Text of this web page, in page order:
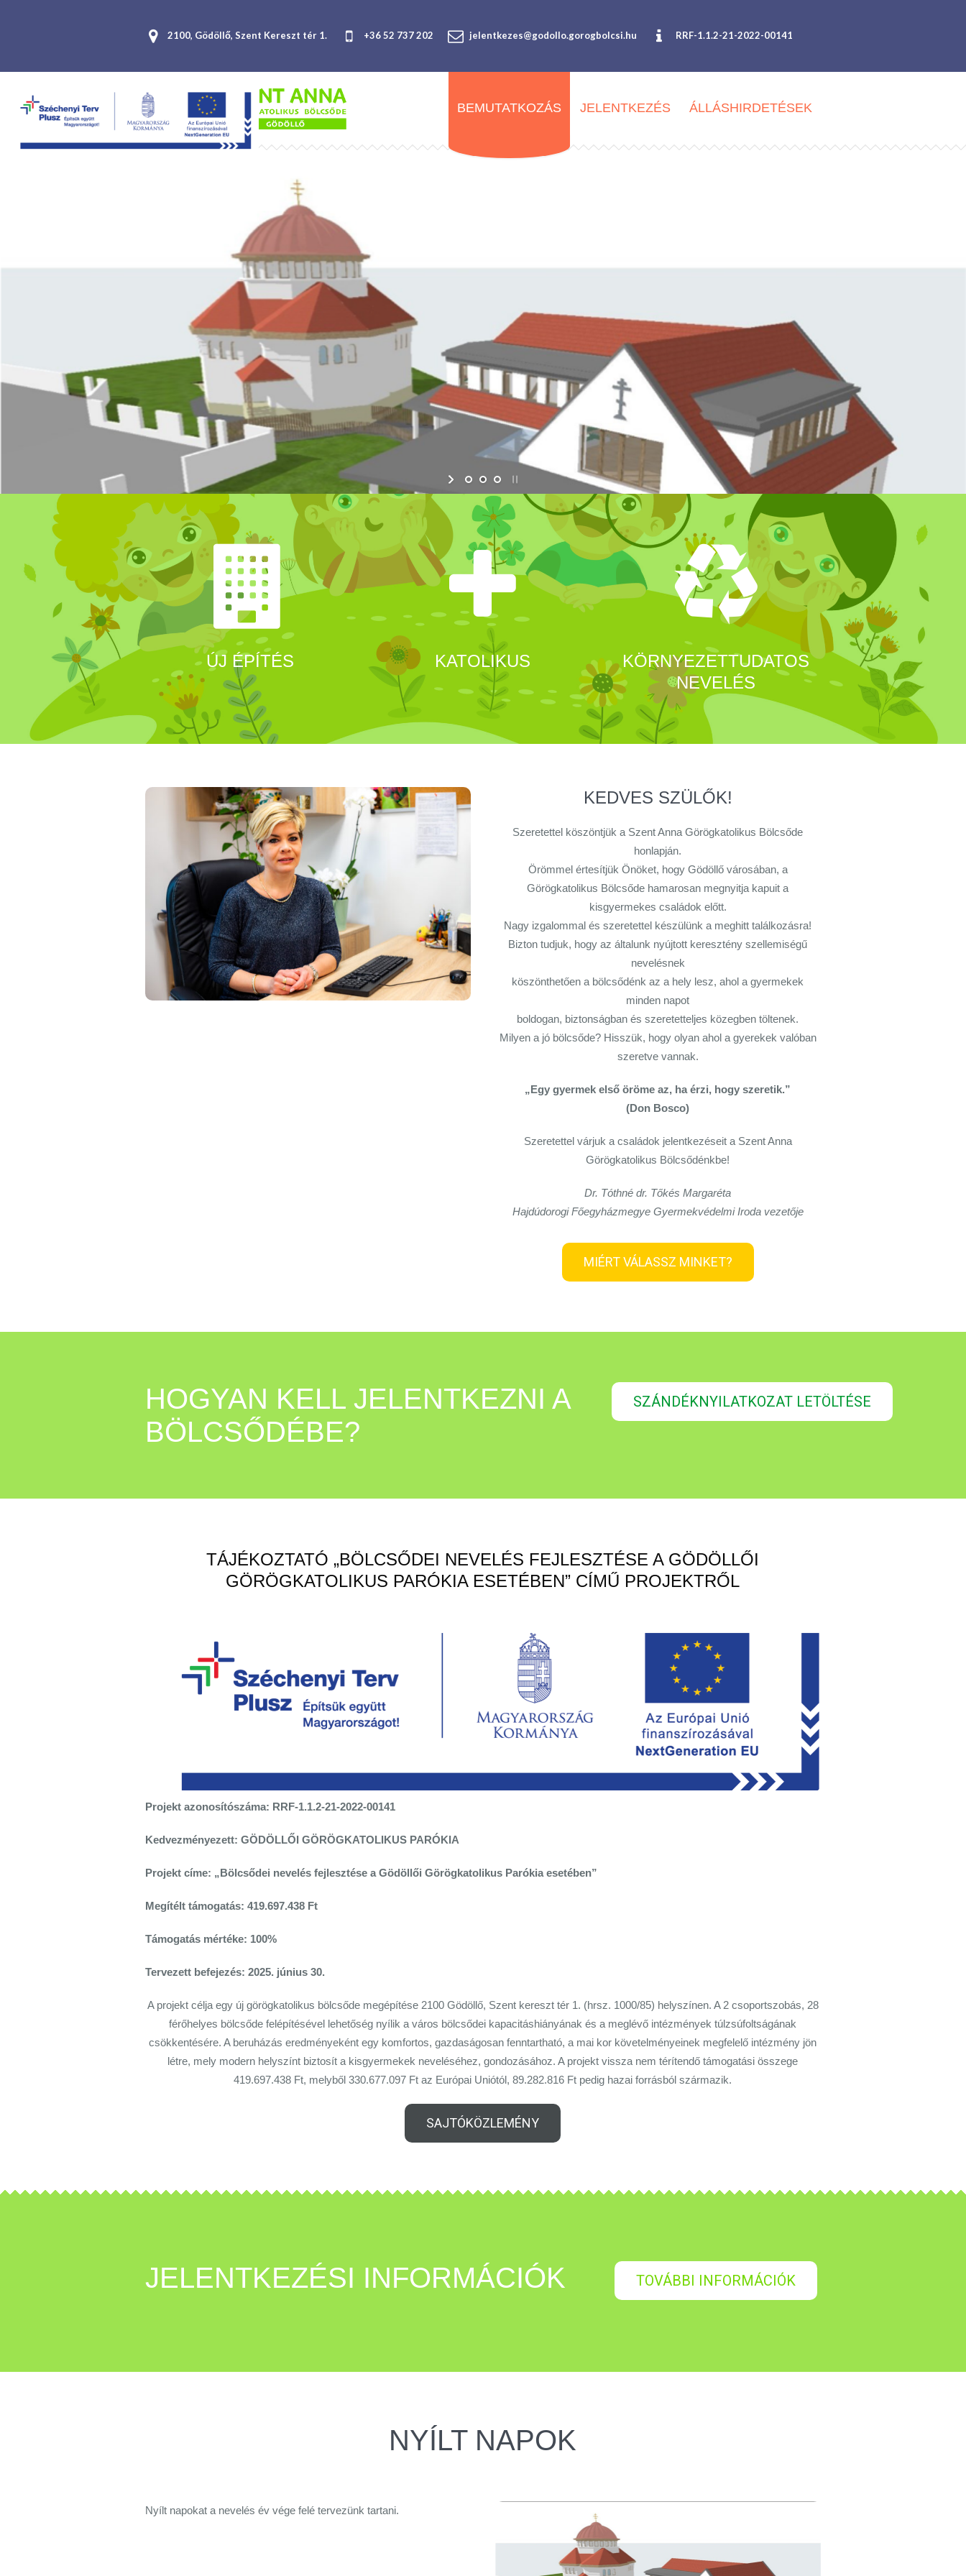
2100, Gödöllő, Szent Kereszt tér 1. +36 52 737 202 jelentkezes@godollo.gorogbolcsi.hu RRF-1.1.2-21-2022-00141
BEMUTATKOZÁS JELENTKEZÉS ÁLLÁSHIRDETÉSEK
ÚJ ÉPÍTÉS KATOLIKUS
KÖRNYEZETTUDATOS
NEVELÉS
KEDVES SZÜLŐK!
Szeretettel köszöntjük a Szent Anna Görögkatolikus Bölcsőde
honlapján.
Örömmel értesítjük Önöket, hogy Gödöllő városában, a
Görögkatolikus Bölcsőde hamarosan megnyitja kapuit a
kisgyermekes családok előtt.
Nagy izgalommal és szeretettel készülünk a meghitt találkozásra!
Bizton tudjuk, hogy az általunk nyújtott keresztény szellemiségű
nevelésnek
köszönthetően a bölcsődénk az a hely lesz, ahol a gyermekek
minden napot
boldogan, biztonságban és szeretetteljes közegben töltenek.
Milyen a jó bölcsőde? Hisszük, hogy olyan ahol a gyerekek valóban
szeretve vannak.
„Egy gyermek első öröme az, ha érzi, hogy szeretik.”
(Don Bosco)
Szeretettel várjuk a családok jelentkezéseit a Szent Anna
Görögkatolikus Bölcsődénkbe!
Dr. Tóthné dr. Tőkés Margaréta
Hajdúdorogi Főegyházmegye Gyermekvédelmi Iroda vezetője
MIÉRT VÁLASSZ MINKET?
HOGYAN KELL JELENTKEZNI A
BÖLCSŐDÉBE?
SZÁNDÉKNYILATKOZAT LETÖLTÉSE
TÁJÉKOZTATÓ „BÖLCSŐDEI NEVELÉS FEJLESZTÉSE A GÖDÖLLŐI
GÖRÖGKATOLIKUS PARÓKIA ESETÉBEN” CÍMŰ PROJEKTRŐL
Projekt azonosítószáma: RRF-1.1.2-21-2022-00141
Kedvezményezett: GÖDÖLLŐI GÖRÖGKATOLIKUS PARÓKIA
Projekt címe: „Bölcsődei nevelés fejlesztése a Gödöllői Görögkatolikus Parókia esetében”
Megítélt támogatás: 419.697.438 Ft
Támogatás mértéke: 100%
Tervezett befejezés: 2025. június 30.
A projekt célja egy új görögkatolikus bölcsőde megépítése 2100 Gödöllő, Szent kereszt tér 1. (hrsz. 1000/85) helyszínen. A 2 csoportszobás, 28
férőhelyes bölcsőde felépítésével lehetőség nyílik a város bölcsődei kapacitáshiányának és a meglévő intézmények túlzsúfoltságának
csökkentésére. A beruházás eredményeként egy komfortos, gazdaságosan fenntartható, a mai kor követelményeinek megfelelő intézmény jön
létre, mely modern helyszínt biztosít a kisgyermekek neveléséhez, gondozásához. A projekt vissza nem térítendő támogatási összege
419.697.438 Ft, melyből 330.677.097 Ft az Európai Uniótól, 89.282.816 Ft pedig hazai forrásból származik.
SAJTÓKÖZLEMÉNY
JELENTKEZÉSI INFORMÁCIÓK TOVÁBBI INFORMÁCIÓK
NYÍLT NAPOK
Nyílt napokat a nevelés év vége felé tervezünk tartani.